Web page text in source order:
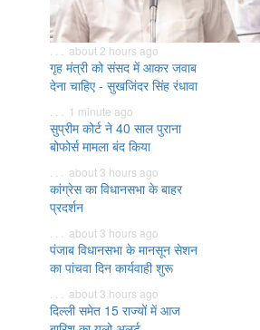
. . . about 2 hours ago
गृह मंत्री को संसद में आकर जवाब
देना चाहिए - सुखजिंदर सिंह रंधावा
. . . 1 minute ago
सुप्रीम कोर्ट ने 40 साल पुराना
बोफोर्स मामला बंद किया
. . . about 3 hours ago
कांग्रेस का विधानसभा के बाहर
प्रदर्शन
. . . about 3 hours ago
पंजाब विधानसभा के मानसून सेशन
का पांचवा दिन कार्यवाही शुरू
. . . about 3 hours ago
दिल्ली समेत 15 राज्यों में आज